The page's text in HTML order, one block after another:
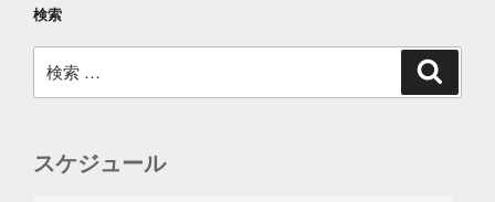
検索
索:
スケジュール